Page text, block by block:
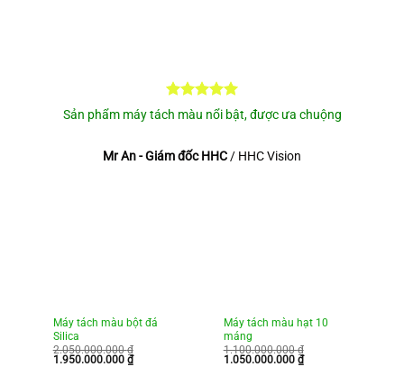
Sản phẩm máy tách màu nổi bật, được ưa chuộng
Mr An - Giám đốc HHC / HHC Vision
Máy tách màu bột đá
Silica
2.050.000.000₫
Giá
1.950.000.000 ₫Giá
hiện
Máy tách màu hạt 10
máng
1.100.000.000₫
Giá
1.050.000.000 ₫Giá
hiện